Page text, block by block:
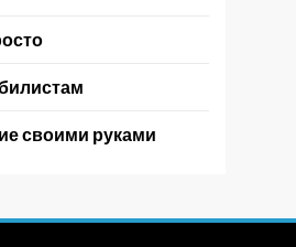
своими руками